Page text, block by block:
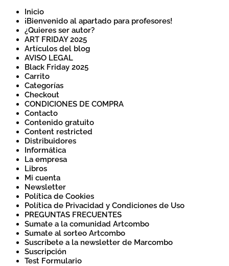
Inicio
¡Bienvenido al apartado para profesores!
¿Quieres ser autor?
ART FRIDAY 2025
Artículos del blog
AVISO LEGAL
Black Friday 2025
Carrito
Categorías
Checkout
CONDICIONES DE COMPRA
Contacto
Contenido gratuito
Content restricted
Distribuidores
Informática
La empresa
Libros
Mi cuenta
Newsletter
Política de Cookies
Política de Privacidad y Condiciones de Uso
PREGUNTAS FRECUENTES
Sumate a la comunidad Artcombo
Sumate al sorteo Artcombo
Suscríbete a la newsletter de Marcombo
Suscripción
Test Formulario